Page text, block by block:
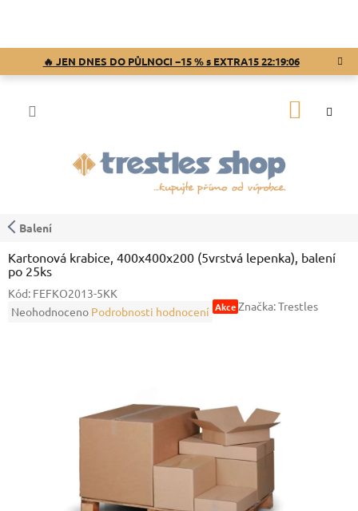
🔥 JEN DNES DO PŮLNOCI −15 % s EXTRA1522:19:06
Balení
Kartonová krabice, 400x400x200 (5vrstvá lepenka), balení
po 25ks
Kód: FEFKO2013-5KK
Průměrné
Neohodnoceno Podrobnosti hodnocení AkceZnačka:Trestles